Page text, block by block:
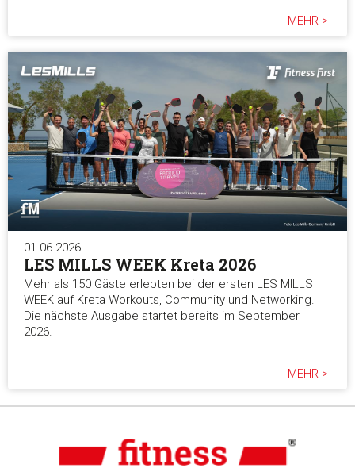
MEHR >
01.06.2026
LES MILLS WEEK Kreta 2026
Mehr als 150 Gäste erlebten bei der ersten LES MILLS
WEEK auf Kreta Workouts, Community und Networking.
Die nächste Ausgabe startet bereits im September
2026.
MEHR >